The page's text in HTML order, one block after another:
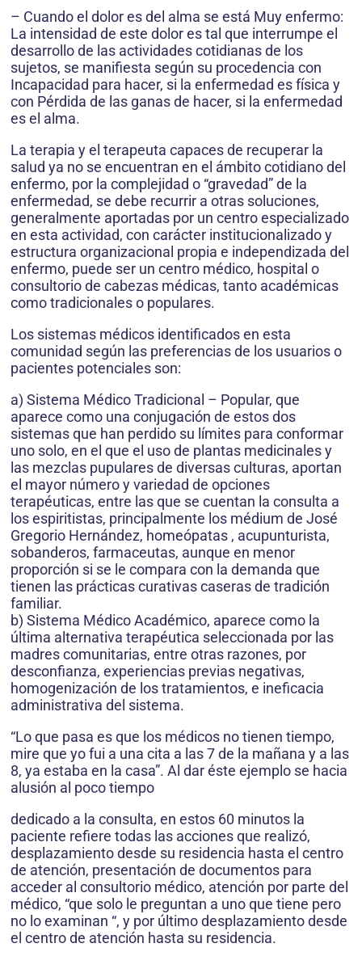
– Cuando el dolor es del alma se está Muy enfermo:
La intensidad de este dolor es tal que interrumpe el
desarrollo de las actividades cotidianas de los
sujetos, se manifiesta según su procedencia con
Incapacidad para hacer, si la enfermedad es física y
con Pérdida de las ganas de hacer, si la enfermedad
es el alma.
La terapia y el terapeuta capaces de recuperar la
salud ya no se encuentran en el ámbito cotidiano del
enfermo, por la complejidad o “gravedad” de la
enfermedad, se debe recurrir a otras soluciones,
generalmente aportadas por un centro especializado
en esta actividad, con carácter institucionalizado y
estructura organizacional propia e independizada del
enfermo, puede ser un centro médico, hospital o
consultorio de cabezas médicas, tanto académicas
como tradicionales o populares.
Los sistemas médicos identificados en esta
comunidad según las preferencias de los usuarios o
pacientes potenciales son:
a) Sistema Médico Tradicional – Popular, que
aparece como una conjugación de estos dos
sistemas que han perdido su límites para conformar
uno solo, en el que el uso de plantas medicinales y
las mezclas pupulares de diversas culturas, aportan
el mayor número y variedad de opciones
terapéuticas, entre las que se cuentan la consulta a
los espiritistas, principalmente los médium de José
Gregorio Hernández, homeópatas , acupunturista,
sobanderos, farmaceutas, aunque en menor
proporción si se le compara con la demanda que
tienen las prácticas curativas caseras de tradición
familiar.
b) Sistema Médico Académico, aparece como la
última alternativa terapéutica seleccionada por las
madres comunitarias, entre otras razones, por
desconfianza, experiencias previas negativas,
homogenización de los tratamientos, e ineficacia
administrativa del sistema.
“Lo que pasa es que los médicos no tienen tiempo,
mire que yo fui a una cita a las 7 de la mañana y a las
8, ya estaba en la casa”. Al dar éste ejemplo se hacia
alusión al poco tiempo
dedicado a la consulta, en estos 60 minutos la
paciente refiere todas las acciones que realizó,
desplazamiento desde su residencia hasta el centro
de atención, presentación de documentos para
acceder al consultorio médico, atención por parte del
médico, “que solo le preguntan a uno que tiene pero
no lo examinan “, y por último desplazamiento desde
el centro de atención hasta su residencia.